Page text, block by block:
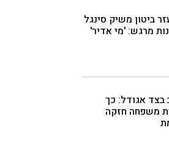
ביטון משיק סינגל
מרגש: 'מי אדיר'
בצד אגודל: כך
משפחה חזקה